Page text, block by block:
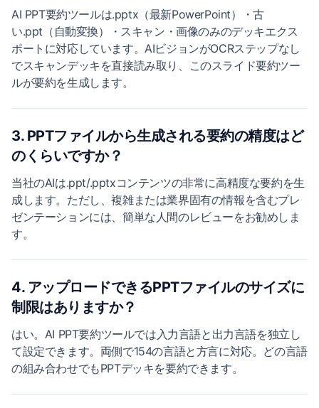
AI PPT要約ツールは.pptx（最新PowerPoint）・古
い.ppt（自動変換）・スキャン・画像のみのデッキエクス
ポートに対応しています。AIビジョンがOCRステップなし
でスキャンデッキを直接読み取り、このスライド要約ツー
ルが要約を生成します。
3. PPTファイルから生成される要約の精度はど
のくらいですか？
当社のAIは.ppt/.pptxコンテンツの非常に高精度な要約を生
成します。ただし、複雑または業界固有の情報を含むプレ
ゼンテーションには、簡単な人間のレビューをお勧めしま
す。
4. アップロードできるPPTファイルのサイズに
制限はありますか？
はい。AI PPT要約ツールでは入力言語と出力言語を独立し
て設定できます。両側で154の言語と方言に対応。どの言語
の組み合わせでもPPTデッキを要約できます。